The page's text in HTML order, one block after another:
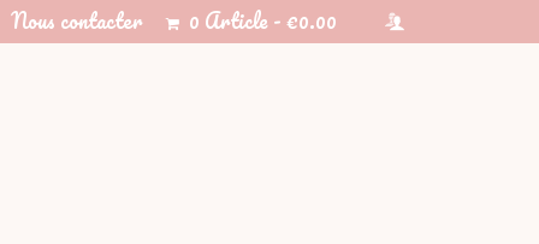
Nous contacter 0 Article €0.00